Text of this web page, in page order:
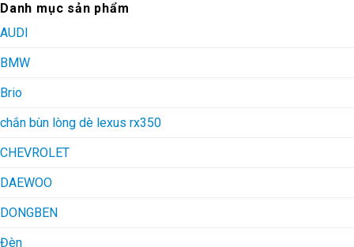
Danh mục sản phẩm
AUDI
BMW
Brio
chắn bùn lòng dè lexus rx350
CHEVROLET
DAEWOO
DONGBEN
Đèn